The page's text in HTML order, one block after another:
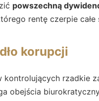
powszechną
rentę czerpie całe
korupcji
rzadkie
obejścia